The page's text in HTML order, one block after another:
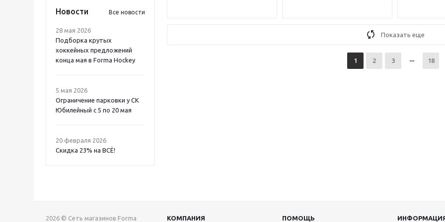
Новости Все новости
28 мая 2026
Подборка крутых
хоккейных предложений
конца мая в Forma Hockey
5 мая 2026
Ограничение парковки у СК
Юбилейный с 5 по 20 мая
20 февраля 2026
Скидка 23% на ВСË!
Показать еще
1 2 3 18
2026 © Сеть магазинов Forma КОМПАНИЯ ПОМОЩЬ